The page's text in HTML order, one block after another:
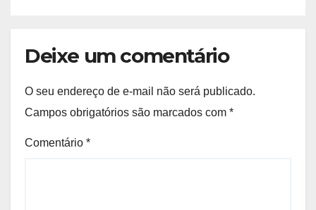
Deixe um comentário
O seu endereço de e-mail não será publicado.
Campos obrigatórios são marcados com *
Comentário *